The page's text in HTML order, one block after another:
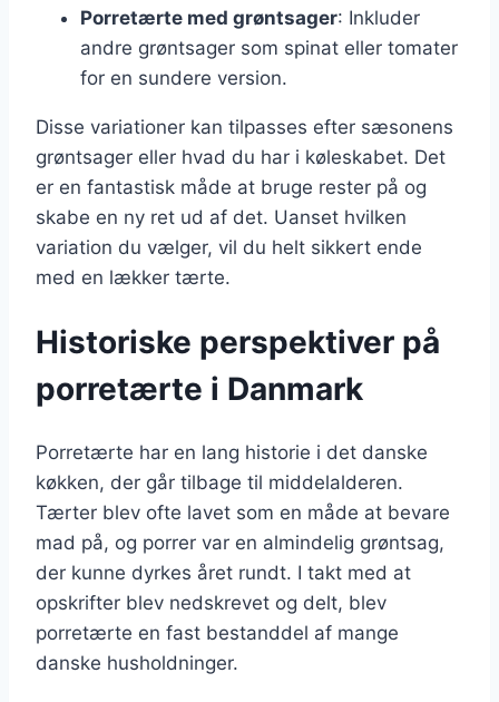
Porretærte med grøntsager: Inkluder
andre grøntsager som spinat eller tomater
for en sundere version.
Disse variationer kan tilpasses efter sæsonens
grøntsager eller hvad du har i køleskabet. Det
er en fantastisk måde at bruge rester på og
skabe en ny ret ud af det. Uanset hvilken
variation du vælger, vil du helt sikkert ende
med en lækker tærte.
Historiske perspektiver på
porretærte i Danmark
Porretærte har en lang historie i det danske
køkken, der går tilbage til middelalderen.
Tærter blev ofte lavet som en måde at bevare
mad på, og porrer var en almindelig grøntsag,
der kunne dyrkes året rundt. I takt med at
opskrifter blev nedskrevet og delt, blev
porretærte en fast bestanddel af mange
danske husholdninger.